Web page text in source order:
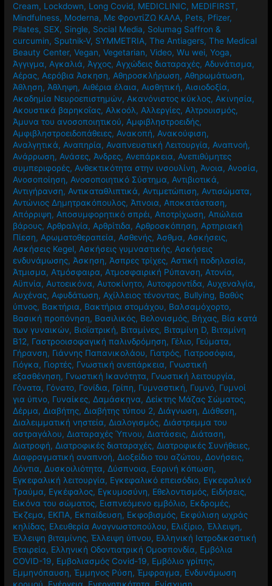
Cream, Lockdown, Long Covid, MEDICLINIC, MEDIFIRST,
Mindfulness, Moderna, Mε ΦροντίΖΩ ΚΑΛΑ, Pets, Pfizer,
Pilates, SEX, Single, Social Media, Solumag Saffron &
curcumin, Sputnik-V, SYMMETRIA,The Antiagers,The Medical
Beauty Center,Vegan,Vegetarian,Video,Wu wei,Yoga,
Άγγιγμα, Αγκαλιά, Άγχος, Αγχώδεις διαταραχές, Αδυνάτισμα,
Αέρας, Αερόβια Άσκηση, Αθηροσκλήρωση, Αθηρωμάτωση,
Άθληση, Άθληψη, Αιθέρια έλαια, Αισθητική, Αισιοδοξία,
Ακαδημία Νευροεπιστημών, Ακανόνιστος κύκλος, Ακινησία,
Ακουστικά βαρηκοΐας, Αλκοόλ, Αλλεργίες, Αλτρουισμός,
Άμυνα του ανοσοποιητικού, Αμφιβληστροειδής,
Αμφιβληστροειδοπάθειες, Ανακοπή, Ανακούφιση,
Αναλγητικά, Αναπηρία, Αναπνευστική Λειτουργία, Αναπνοή,
Ανάρρωση, Ανάσες, Άνδρες, Ανεπάρκεια, Ανεπιθύμητες
συμπεριφορές, Ανθεκτικότητα στην ινσουλίνη, Άνοια, Ανοσία,
Ανοσοποίηση, Ανοσοποιητικό Σύστημα, Αντιβιοτικά,
Αντιγήρανση, Αντικαταθλιπτικά, Αντιμετώπιση, Αντισώματα,
Αντώνιος Δημητρακόπουλος, Άπνοια, Αποκατάσταση,
Απόρριψη, Αποσυμφορητικό σπρέι, Αποτρίχωση, Απώλεια
βάρους, Αρθραλγία, Αρθρίτιδα, Αρθροσκόπηση, Αρτηριακή
Πίεση, Αρωματοθεραπεία, Ασθενής, Άσθμα, Ασκήσεις,
Ασκήσεις Kegel, Ασκήσεις γυμναστικής, Ασκήσεις
ενδυνάμωσης, Άσκηση, Άσπρες τρίχες, Αστική ποδηλασία,
Άτμισμα, Ατμόσφαιρα, Ατμοσφαιρική Ρύπανση, Ατονία,
Αϋπνία, Αυτοεικόνα, Αυτοκίνητο, Αυτοφροντίδα, Αυχεναλγία,
Αυχένας, Αφυδάτωση, Αχίλλειος τένοντας, Βullying, Βαθύς
ύπνος, Βακτήρια, Βακτήρια στομάχου, Βαλσαμόχορτο,
Βασική προπόνηση, Βασιλικός, Βελονισμός, Βήχας, Βία κατά
των γυναικών, Βιοϊατρική, Βιταμίνες, Βιταμίνη D, Βιταμίνη
Β12, Γαστροοισοφαγική παλινδρόμηση, Γέλιο, Γεύματα,
Γήρανση, Γιάννης Παπανικολάου, Γιατρός, Γιατροσόφια,
Γιόγκα, Γιορτές, Γνωστική ανεπάρκεια, Γνωστική
εξασθένηση, Γνωστική Ικανότητα, Γνωστική λειτουργία,
Γόνατα, Γόνατο, Γονίδια, Γρίπη, Γυμναστική, Γυμνό, Γυμνοί
για ύπνο, Γυναίκες, Δαμάσκηνα, Δείκτης Μάζας Σώματος,
Δέρμα, Διαβήτης, Διαβήτης τύπου 2, Διάγνωση, Διάθεση,
Διαλειμματική νηστεία, Διαλογισμός, Διάστρεμμα του
αστραγάλου, Διαταραχές Ύπνου, Διατάσεις, Διάταση,
Διατροφή, Διατροφικές διαταραχές, Διατροφικές Συνήθειες,
Διαφραγματική αναπνοή, Διοξείδιο του αζώτου, Δονήσεις,
Δόντια, Δυσκοιλιότητα, Δύσπνοια, Εαρινή κόπωση,
Εγκεφαλική λειτουργία, Εγκεφαλικό επεισόδιο, Εγκεφαλικό
Τραύμα, Εγκέφαλος, Εγκυμοσύνη, Εθελοντισμός, Ειδήσεις,
Εικόνα του σώματος, Εισπνεόμενο εμβόλιο, Εκδρομές,
Έκζεμα, ΕΚΠΑ, Εκπαίδευση, Εκφοβισμός, Εκφύλιση ωχράς
κηλίδας, Ελευθερία Αναγνωστοπούλου, Ελιξίριο,Έλλειψη,
Έλλειψη βιταμίνης,Έλλειψη ύπνου, Ελληνική Ιατροδικαστική
Εταιρεία, Ελληνική Οδοντιατρική Ομοσπονδία, Εμβόλια
COVID-19, Εμβολιασμός Covid-19, Εμβόλιο γρίπης,
Εμμηνόπαυση,Έμμηνος Ρύση,Έμφραγμα, Ενδυνάμωση
κορμού
Ενέργεια Ενεργητικότητα Ενίσχυση